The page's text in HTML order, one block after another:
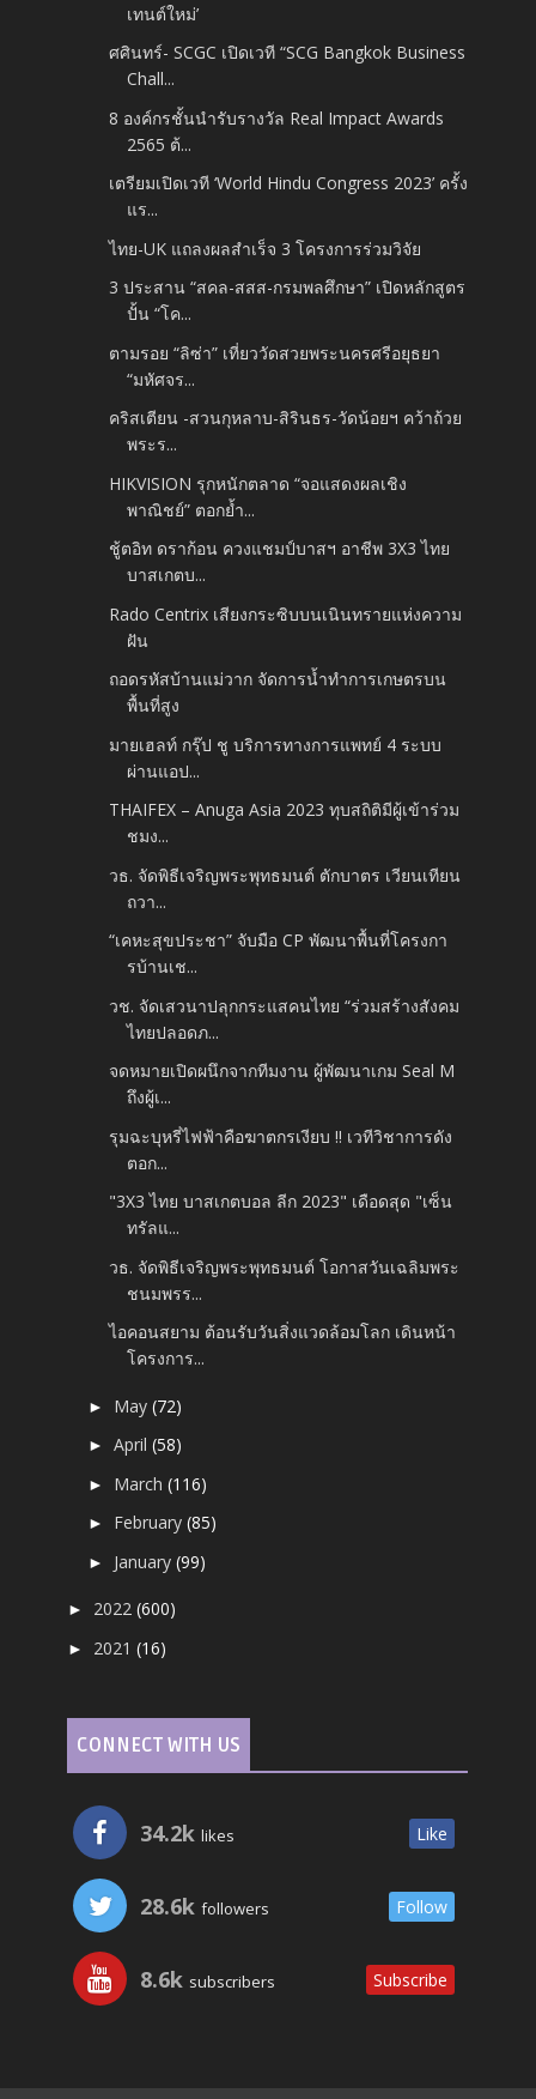
เทนต์ใหม่’
ศศินทร์- SCGC เปิดเวที “SCG Bangkok Business
Chall...
8 องค์กรชั้นนำรับรางวัล Real Impact Awards
2565 ต้...
เตรียมเปิดเวที ‘World Hindu Congress 2023’ ครั้ง
แร...
ไทย-UK แถลงผลสำเร็จ 3 โครงการร่วมวิจัย
3 ประสาน “สคล-สสส-กรมพลศึกษา” เปิดหลักสูตร
ปั้น “โค...
ตามรอย “ลิซ่า” เที่ยววัดสวยพระนครศรีอยุธยา
“มหัศจร...
คริสเตียน -สวนกุหลาบ-สิรินธร-วัดน้อยฯ คว้าถ้วย
พระร...
HIKVISION รุกหนักตลาด “จอแสดงผลเชิง
พาณิชย์” ตอกย้ำ...
ชู้ตอิท ดราก้อน ควงแชมป์บาสฯ อาชีพ 3X3 ไทย
บาสเกตบ...
Rado Centrix เสียงกระซิบบนเนินทรายแห่งความ
ฝัน
ถอดรหัสบ้านแม่วาก จัดการน้ำทำการเกษตรบน
พื้นที่สูง
มายเฮลท์ กรุ๊ป ชู บริการทางการแพทย์ 4 ระบบ
ผ่านแอป...
THAIFEX – Anuga Asia 2023 ทุบสถิติมีผู้เข้าร่วม
ชมง...
วธ. จัดพิธีเจริญพระพุทธมนต์ ตักบาตร เวียนเทียน
ถวา...
“เคหะสุขประชา” จับมือ CP พัฒนาพื้นที่โครงกา
รบ้านเช...
วช. จัดเสวนาปลุกกระแสคนไทย “ร่วมสร้างสังคม
ไทยปลอดภ...
จดหมายเปิดผนึกจากทีมงาน ผู้พัฒนาเกม Seal M
ถึงผู้เ...
รุมฉะบุหรี่ไฟฟ้าคือฆาตกรเงียบ !! เวทีวิชาการดัง
ตอก...
"3X3 ไทย บาสเกตบอล ลีก 2023" เดือดสุด "เซ็น
ทรัลแ...
วธ. จัดพิธีเจริญพระพุทธมนต์ โอกาสวันเฉลิมพระ
ชนมพรร...
ไอคอนสยาม ต้อนรับวันสิ่งแวดล้อมโลก เดินหน้า
โครงการ...
► May(72)
►April(58)
► March(116)
► February(85)
► January(99)
► 2022(600)
► 2021(16)
CONNECT WITH US
34.2k likes Like
28.6k followers Follow
8.6k subscribers Subscribe